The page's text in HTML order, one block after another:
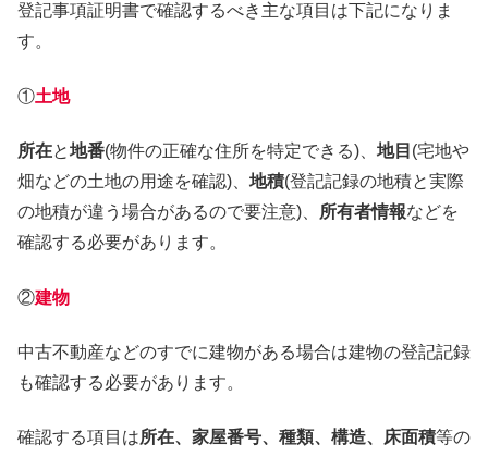
登記事項証明書で確認するべき主な項目は下記になりま
す。
①土地
所在と地番(物件の正確な住所を特定できる)、 地目 (宅地や
畑などの土地の用途を確認)、 地積(登記記録の地積と実際
の地積が違う場合があるので要注意)、
所有者情報などを
確認する必要があります。
②建物
中古不動産などのすでに建物がある場合は建物の登記記録
も確認する必要があります。
確認する項目は所在、家屋番号、種類、構造、床面積等の